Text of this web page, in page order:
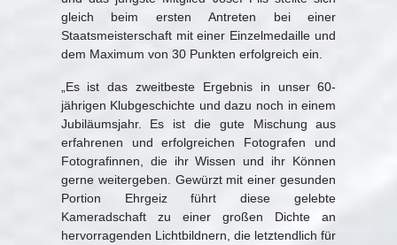
gleich beim ersten Antreten bei einer
Staatsmeisterschaft mit einer Einzelmedaille und
dem Maximum von 30 Punkten erfolgreich ein.
„Es ist das zweitbeste Ergebnis in unser 60-
jährigen Klubgeschichte und dazu noch in einem
Jubiläumsjahr. Es ist die gute Mischung aus
erfahrenen und erfolgreichen Fotografen und
Fotografinnen, die ihr Wissen und ihr Können
gerne weitergeben. Gewürzt mit einer gesunden
Portion Ehrgeiz führt diese gelebte
Kameradschaft zu einer großen Dichte an
hervorragenden Lichtbildnern, die letztendlich für